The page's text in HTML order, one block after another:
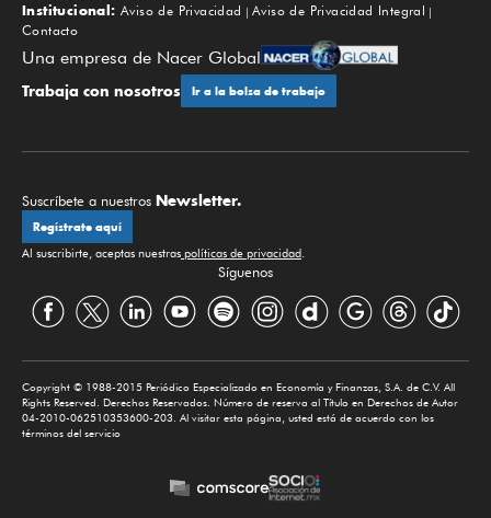
Institucional: Aviso de Privacidad
Aviso de Privacidad Integral
Contacto
Una empresa de Nacer Global
Trabaja con nosotros Ir a la bolsa de trabajo
Suscríbete a nuestros Newsletter.
Regístrate aquí
Al suscribirte, aceptas nuestras políticas de privacidad.
Síguenos
Copyright © 1988-2015 Periódico Especializado en Economía y Finanzas, S.A. de C.V. All
Rights Reserved. Derechos Reservados. Número de reserva al Título en Derechos de Autor
04-2010-062510353600-203. Al visitar esta página, usted está de acuerdo con los
términos del servicio